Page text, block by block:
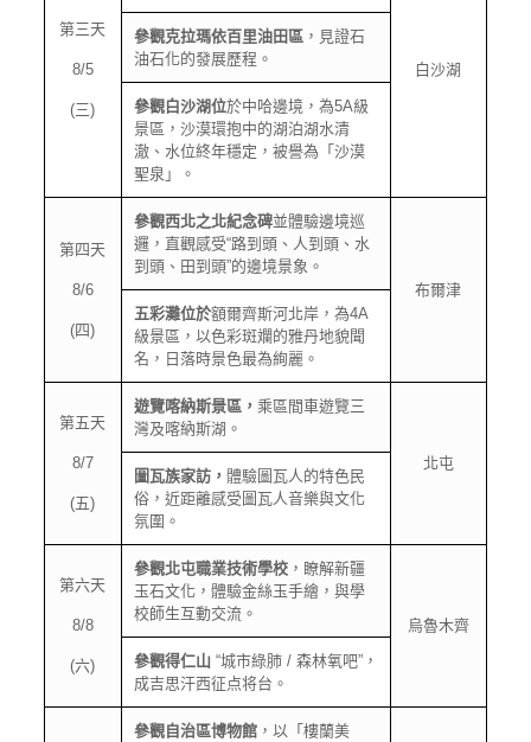
第三天
8/5
(三)
白沙湖
參觀克拉瑪依百里油田區，見證石
油石化的發展歷程。
參觀白沙湖位於中哈邊境，為5A級
景區，沙漠環抱中的湖泊湖水清
澈、水位終年穩定，被譽為「沙漠
聖泉」。
第四天
8/6
(四)
參觀西北之北紀念碑並體驗邊境巡
邏，直觀感受“路到頭、人到頭、水
到頭、田到頭”的邊境景象。
布爾津
五彩灘位於額爾齊斯河北岸，為4A
級景區，以色彩斑斕的雅丹地貌聞
名，日落時景色最為絢麗。
第五天
8/7
(五)
遊覽喀納斯景區， 乘區間車遊覽三
灣及喀納斯湖。
北屯
圖瓦族家訪， 體驗圖瓦人的特色民
俗，近距離感受圖瓦人音樂與文化
氛圍。
第六天
8/8
(六)
參觀北屯職業技術學校，瞭解新疆
玉石文化，體驗金絲玉手繪，與學
校師生互動交流。
烏魯木齊
參觀得仁山 “城市綠肺 / 森林氧吧”，
成吉思汗西征点将台。
參觀自治區博物館，以「樓蘭美